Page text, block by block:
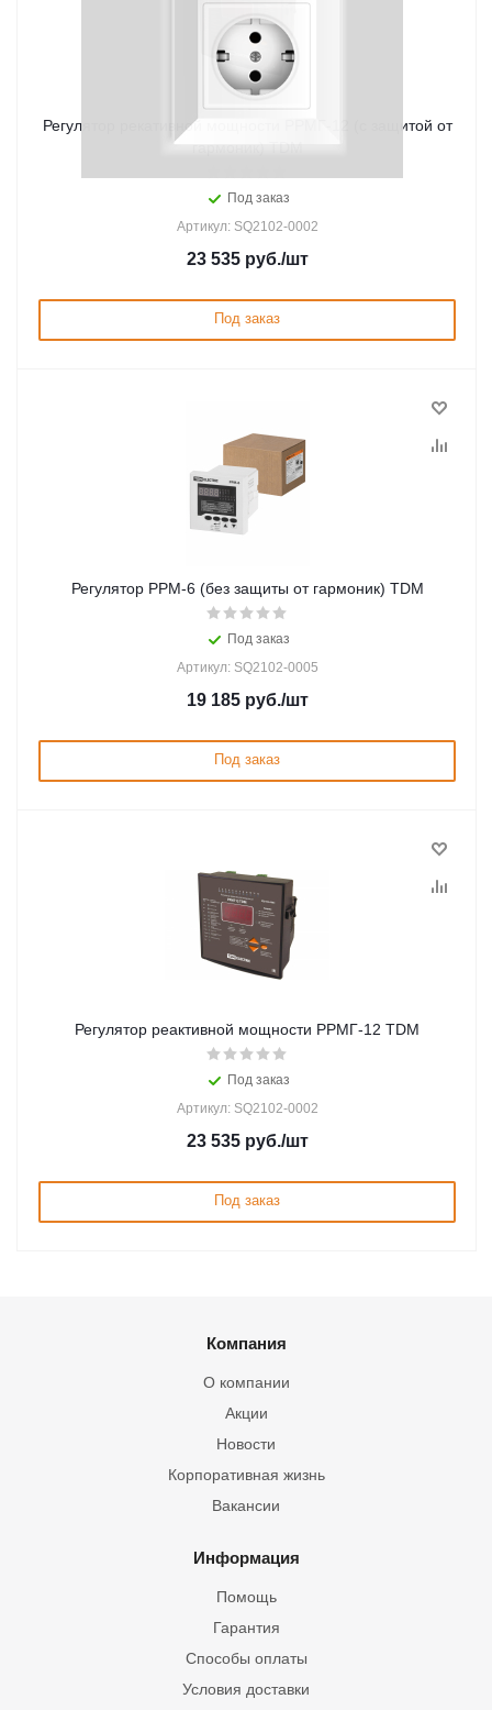
Регулятор рекативной мощности РРМГ-12 (с защитой от
гармоник) TDM
Под заказ
Артикул: SQ2102-0002
23 535руб./шт
Под заказ
Регулятор РРМ-6 (без защиты от гармоник) TDM
Под заказ
Артикул: SQ2102-0005
19 185руб./шт
Под заказ
Регулятор реактивной мощности РРМГ-12 TDM
Под заказ
Артикул: SQ2102-0002
23 535руб./шт
Под заказ
Компания
О компании
Акции
Новости
Корпоративная жизнь
Вакансии
Информация
Помощь
Гарантия
Способы оплаты
Условия доставки